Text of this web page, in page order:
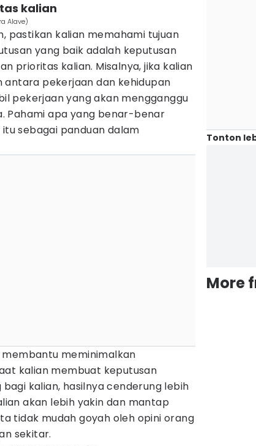
kalian
Alave)
pastikan kalian memahami tujuan
yang baik adalah keputusan
prioritas kalian. Misalnya, jika kalian
pekerjaan dan kehidupan
pekerjaan yang akan mengganggu
Pahami apa yang benar-benar
sebagai panduan dalam
meminimalkan
kalian membuat keputusan
kalian, hasilnya cenderung lebih
akan lebih yakin dan mantap
tidak mudah goyah oleh opini orang
sekitar.
Tonton
More